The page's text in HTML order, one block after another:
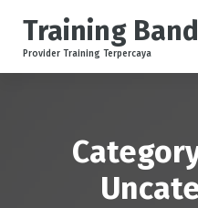
p
Training
Provider Training Terpercaya